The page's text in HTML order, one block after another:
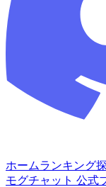
ホームランキング
モグチャット 公式